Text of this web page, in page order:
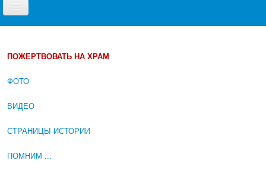
Toggle
Navigation
ПОЖЕРТВОВАТЬ НА ХРАМ
ФОТО
ВИДЕО
СТРАНИЦЫ ИСТОРИИ
ПОМНИМ ...